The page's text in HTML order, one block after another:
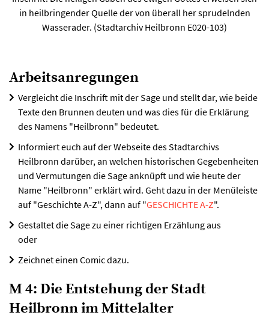
in heilbringender Quelle der von überall her sprudelnden
Wasserader. (Stadtarchiv Heilbronn E020-103)
Arbeitsanregungen
Vergleicht die Inschrift mit der Sage und stellt dar, wie beide
Texte den Brunnen deuten und was dies für die Erklärung
des Namens "Heilbronn" bedeutet.
Informiert euch auf der Webseite des Stadtarchivs
Heilbronn darüber, an welchen historischen Gegebenheiten
und Vermutungen die Sage anknüpft und wie heute der
Name "Heilbronn" erklärt wird. Geht dazu in der Menüleiste
auf "Geschichte A-Z", dann auf "GESCHICHTE A-Z".
Gestaltet die Sage zu einer richtigen Erzählung aus
oder
Zeichnet einen Comic dazu.
M 4: Die Entstehung der Stadt
Heilbronn im Mittelalter